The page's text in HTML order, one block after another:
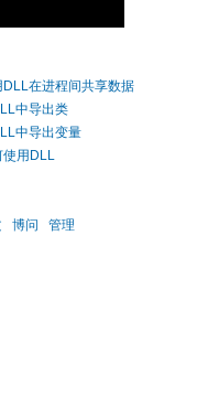
在进程间共享数据
中导出类
中导出变量
用DLL
博问 管理